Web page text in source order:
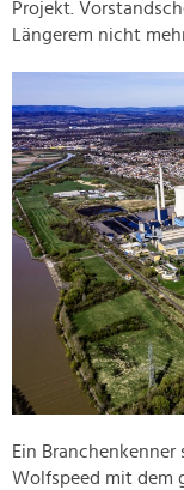
Projekt.
Längerem nicht
Ein Branchenkenner
Wolfspeed mit dem